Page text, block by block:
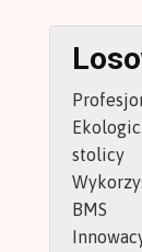
stolicy
BMS